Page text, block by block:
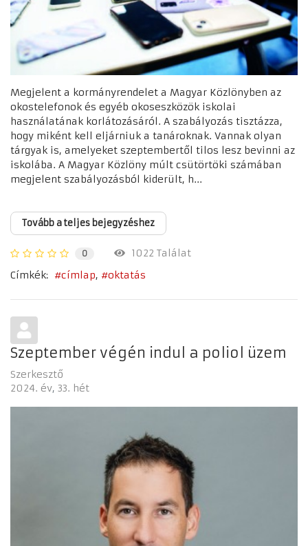
Megjelent a kormányrendelet a Magyar Közlönyben az
okostelefonok és egyéb okoseszközök iskolai
használatának korlátozásáról. A szabályozás tisztázza,
hogy miként kell eljárniuk a tanároknak. Vannak olyan
tárgyak is, amelyeket szeptembertől tilos lesz bevinni az
iskolába. A Magyar Közlöny múlt csütörtöki számában
megjelent szabályozásból kiderült, h...
Tovább a teljes bejegyzéshez
0
1022 Találat
Címkék:
címlap oktatás
Szeptember végén indul a poliol üzem
Szerkesztő
2024. év 33. hét